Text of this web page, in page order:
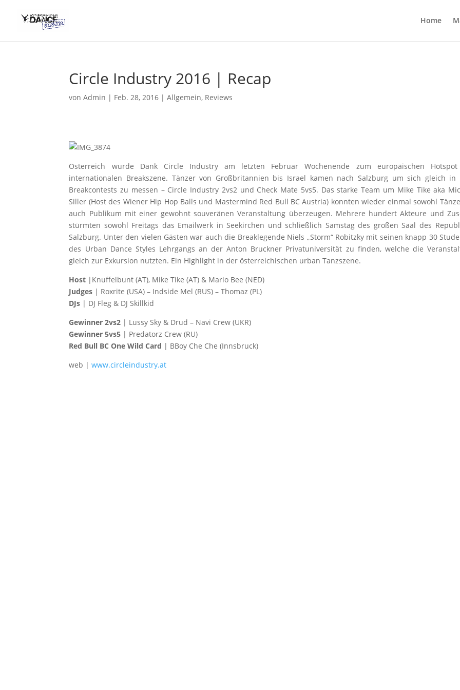
Home
Circle Industry 2016 | Recap
vonAdmin | Feb. 28, 2016 |Allgemein, Reviews
Österreich wurde Dank Circle Industry am letzten Februar Wochenende zum europäischen
internationalen Breakszene. Tänzer von Großbritannien bis Israel kamen nach Salzburg um sich gleich in
Breakcontests zu messen – Circle Industry 2vs2 und Check Mate 5vs5. Das starke Team um Mike Tike aka
Siller (Host des Wiener Hip Hop Balls und Mastermind Red Bull BC Austria) konnten wieder einmal sowohl
auch Publikum mit einer gewohnt souveränen Veranstaltung überzeugen. Mehrere hundert Akteure und
stürmten sowohl Freitags das Emailwerk in Seekirchen und schließlich Samstag des großen Saal des
Salzburg. Unter den vielen Gästen war auch die Breaklegende Niels „Storm“ Robitzky mit seinen knapp 30
des Urban Dance Styles Lehrgangs an der Anton Bruckner Privatuniversität zu finden, welche die
gleich zur Exkursion nutzten. Ein Highlight in der österreichischen urban Tanzszene.
Host |Knuffelbunt (AT), Mike Tike (AT) & Mario Bee (NED)
Judges | Roxrite (USA) – Indside Mel (RUS) – Thomaz (PL)
DJs | DJ Fleg & DJ Skillkid
Gewinner 2vs2 | Lussy Sky & Drud – Navi Crew (UKR)
Gewinner 5vs5 | Predatorz Crew (RU)
Red Bull BC One Wild Card | BBoy Che Che (Innsbruck)
web |www.circleindustry.at